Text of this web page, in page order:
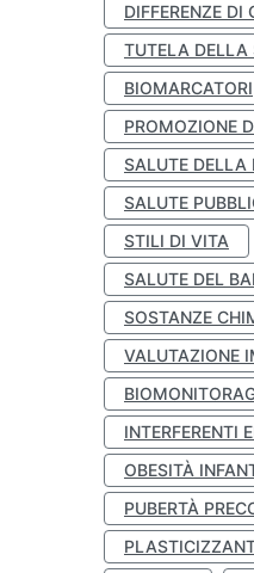
DIFFERENZE DI
TUTELA DELLA
BIOMARCATORI
PROMOZIONE
SALUTE DELLA
SALUTE
STILI DI VITA
SALUTE DEL
SOSTANZE
VALUTAZIONE
INTERFERENTI
OBESITÀ
PUBERTÀ